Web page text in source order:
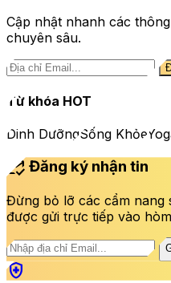
Cập nhật nhanh các
chuyên sâu.
Từ khóa HOT
Dinh DưỡngSống Khỏe
mark_email_read Đăng ký nhận tin
Đừng bỏ lỡ các cẩm nang
được gửi trực tiếp vào
health_and_safety